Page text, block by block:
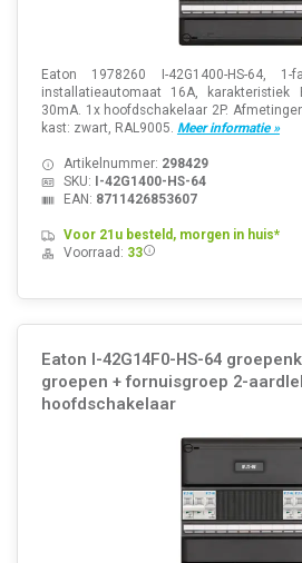
Eaton 1978260 I-42G1400-HS-64,
installatieautomaat 16A, karakteristiek
30mA. 1x hoofdschakelaar 2P.
kast: zwart, RAL9005. Meer informatie »
Artikelnummer: 298429
SKU:
I-42G1400-HS-64
EAN: 8711426853607
Voor 21u besteld, morgen in huis*
Voorraad: 33
Eaton I-42G14F0-HS-64
groepen + fornuisgroep 2-
hoofdschakelaar